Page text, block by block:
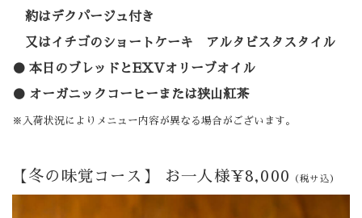
約はデクパージュ付き
又はイチゴのショートケーキ アルタビスタスタイル
本日のブレッドとEXVオリーブオイル
オーガニックコーヒーまたは狭山紅茶
※入荷状況によりメニュー内容が異なる場合がございます。
【冬の味覚コース】 お一人様¥8,000 （税サ込）